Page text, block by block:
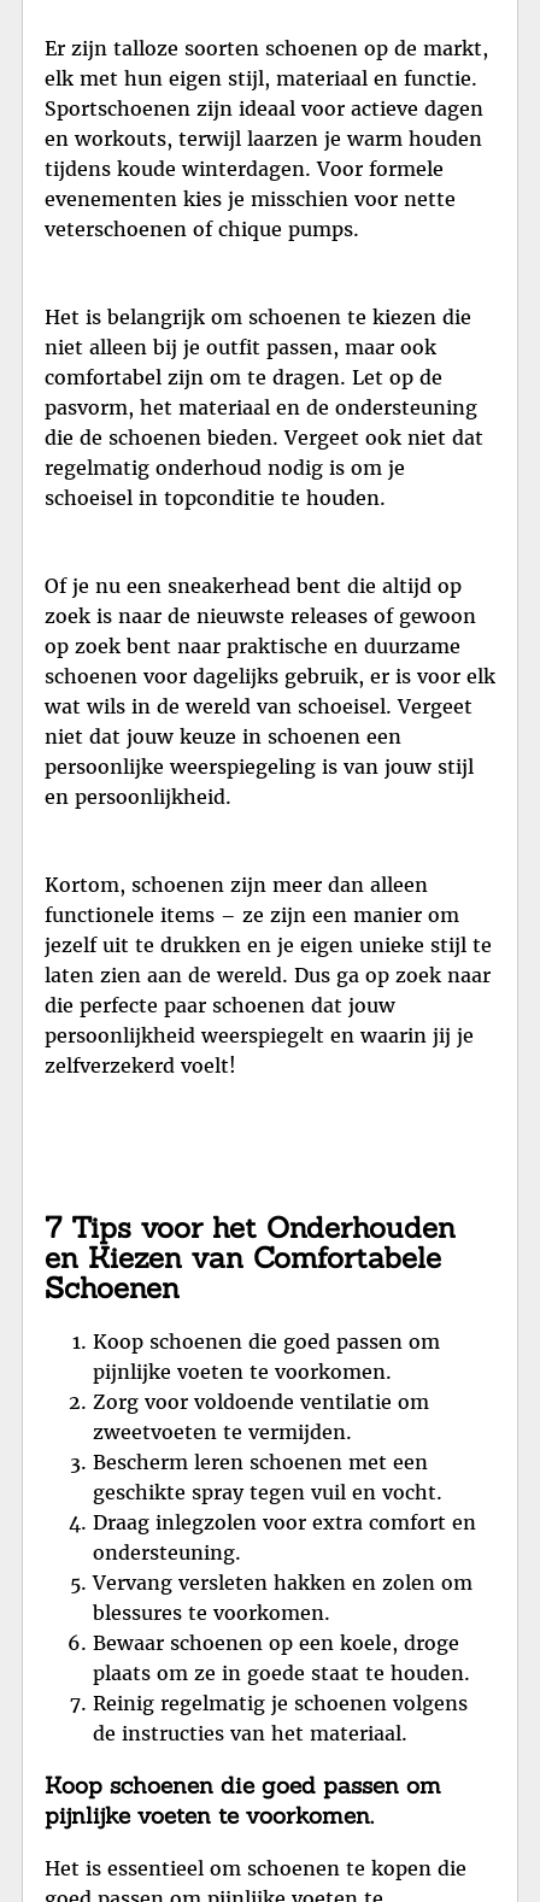
Er zijn talloze soorten schoenen op de markt,
elk met hun eigen stijl, materiaal en functie.
Sportschoenen zijn ideaal voor actieve dagen
en workouts, terwijl laarzen je warm houden
tijdens koude winterdagen. Voor formele
evenementen kies je misschien voor nette
veterschoenen of chique pumps.
Het is belangrijk om schoenen te kiezen die
niet alleen bij je outfit passen, maar ook
comfortabel zijn om te dragen. Let op de
pasvorm, het materiaal en de ondersteuning
die de schoenen bieden. Vergeet ook niet dat
regelmatig onderhoud nodig is om je
schoeisel in topconditie te houden.
Of je nu een sneakerhead bent die altijd op
zoek is naar de nieuwste releases of gewoon
op zoek bent naar praktische en duurzame
schoenen voor dagelijks gebruik, er is voor elk
wat wils in de wereld van schoeisel. Vergeet
niet dat jouw keuze in schoenen een
persoonlijke weerspiegeling is van jouw stijl
en persoonlijkheid.
Kortom, schoenen zijn meer dan alleen
functionele items – ze zijn een manier om
jezelf uit te drukken en je eigen unieke stijl te
laten zien aan de wereld. Dus ga op zoek naar
die perfecte paar schoenen dat jouw
persoonlijkheid weerspiegelt en waarin jij je
zelfverzekerd voelt!
7 Tips voor het Onderhouden
en Kiezen van Comfortabele
Schoenen
Koop schoenen die goed passen om
pijnlijke voeten te voorkomen.
Zorg voor voldoende ventilatie om
zweetvoeten te vermijden.
Bescherm leren schoenen met een
geschikte spray tegen vuil en vocht.
Draag inlegzolen voor extra comfort en
ondersteuning.
Vervang versleten hakken en zolen om
blessures te voorkomen.
Bewaar schoenen op een koele, droge
plaats om ze in goede staat te houden.
Reinig regelmatig je schoenen volgens
de instructies van het materiaal.
Koop schoenen die goed passen om
pijnlijke voeten te voorkomen.
Het is essentieel om schoenen te kopen die